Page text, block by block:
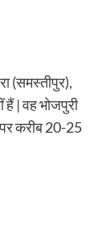
(समस्तीपुर),
| वह भोजपुरी
करीब 20-25